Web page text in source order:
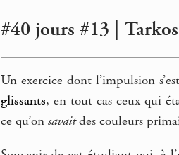
#40 jours #13 |
Un exercice dont l’impulsion
glissants, en tout cas ceux qui
ce qu’on savaitdes couleurs